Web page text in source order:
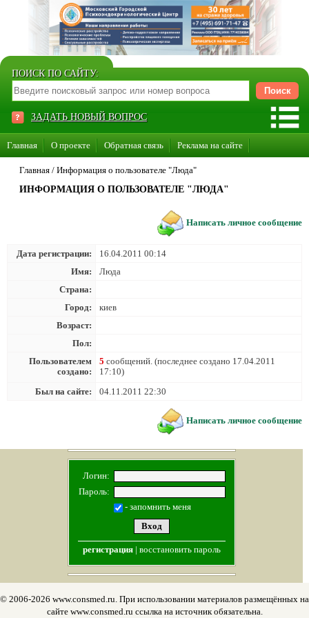
ПОИСК ПО САЙТУ:
ЗАДАТЬ НОВЫЙ ВОПРОС
Главная О проекте Обратная связь Реклама на сайте
Стать консультантом нашего сайта
Суперакция «Каждому врачу свой сайт»
Главная / Информация о пользователе "Люда"
ИНФОРМАЦИЯ О ПОЛЬЗОВАТЕЛЕ "ЛЮДА"
Написать личное сообщение
Дата регистрации:
16.04.2011 00:14
Имя:
Люда
Страна:
Город:
киев
Возраст:
Пол:
Пользователем
создано:
5 сообщений. (последнее создано 17.04.2011
17:10)
Был на сайте:
04.11.2011 22:30
Написать личное сообщение
Логин:
Пароль:
- запомнить меня
регистрация| восстановить пароль
© 2006-2026 www.consmed.ru. При использовании материалов размещённых на
сайте www.consmed.ru ссылка на источник обязательна.